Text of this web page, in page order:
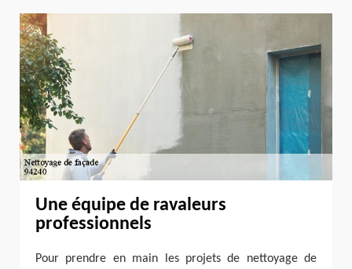
Une équipe de ravaleurs
professionnels
Pour prendre en main les projets de nettoyage de